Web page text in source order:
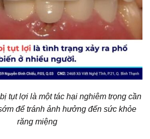
tụt lợi là một tác hại nghiêm trọng cần
để tránh ảnh hưởng đến sức khỏe
răng miệng